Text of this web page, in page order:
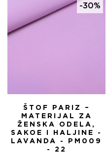
је
била:
је:
770,00 RSD.
-30%
ŠTOF PARIZ –
MATERIJAL ZA
ŽENSKA ODELA,
SAKOE I HALJINE -
LAVANDA - PM009
- 22